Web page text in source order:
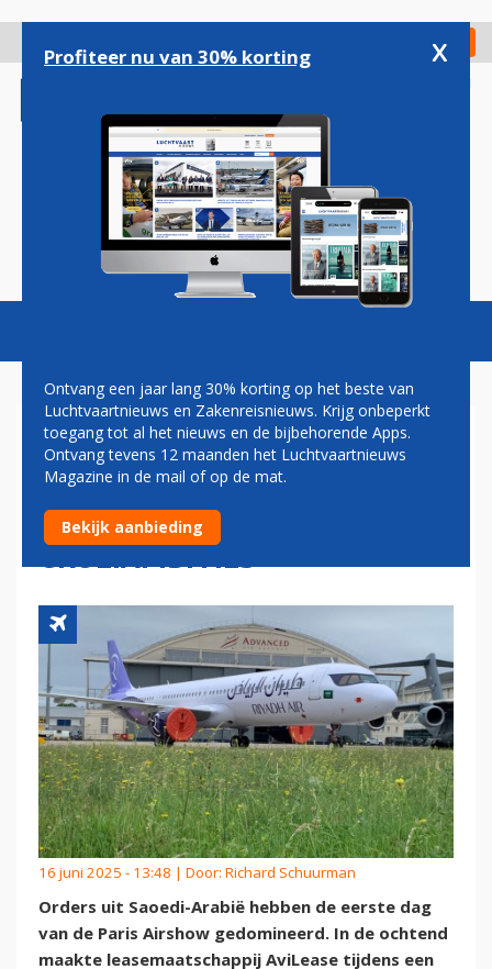
gaan
Check in
Magazine Podcasts Vacatures
SAOEDISCHE ORDERS
DOMINEREN EERSTE DAG
PARIJS EN BEVESTIGEN
GROEIAMBITIES
16 juni 2025 - 13:48 | Door: Richard Schuurman
Orders uit Saoedi-Arabië hebben de eerste dag
van de Paris Airshow gedomineerd. In de ochtend
maakte leasemaatschappij AviLease tijdens een
Profiteer nu van 30% korting x
Ontvang een jaar lang 30% korting op het beste van
Luchtvaartnieuws en Zakenreisnieuws. Krijg onbeperkt
toegang tot al het nieuws en de bijbehorende Apps.
Ontvang tevens 12 maanden het Luchtvaartnieuws
Magazine in de mail of op de mat.
Bekijk aanbieding